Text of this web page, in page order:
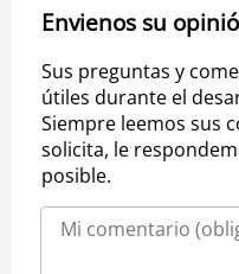
Envienos su
Sus preguntas y
útiles durante el
Siempre leemos sus
solicita, le
posible.